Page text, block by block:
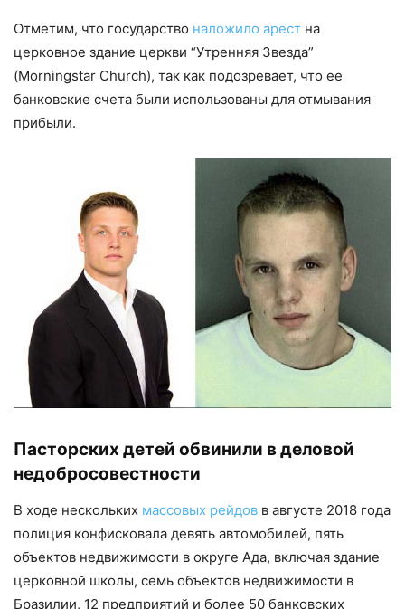
Отметим, что государство наложило арест на
церковное здание церкви “Утренняя Звезда”
(Morningstar Church), так как подозревает, что ее
банковские счета были использованы для отмывания
прибыли.
Пасторских детей обвинили в деловой
недобросовестности
В ходе нескольких массовых рейдов в августе 2018 года
полиция конфисковала девять автомобилей, пять
объектов недвижимости в округе Ада, включая здание
церковной школы, семь объектов недвижимости в
Бразилии, 12 предприятий и более 50 банковских